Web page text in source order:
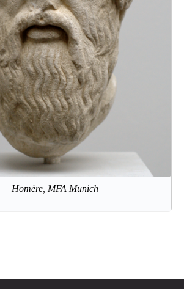
Homère, MFA Munich